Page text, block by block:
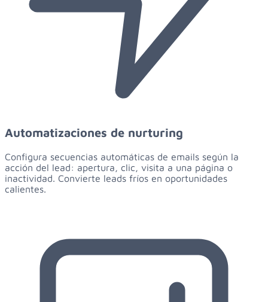
Automatizaciones de nurturing
Configura secuencias automáticas de emails según la
acción del lead: apertura, clic, visita a una página o
inactividad. Convierte leads fríos en oportunidades
calientes.